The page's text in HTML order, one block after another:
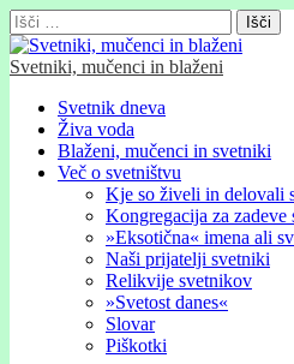
Išči:
Svetniki, mučenci in blaženi
Glavni
meni
Skip
content
Svetnik dneva
Živa voda
Blaženi, mučenci in svetniki
Več o svetništvu
Kje so živeli in delovali
Kongregacija za zadeve
»Eksotična« imena ali
Naši prijatelji svetniki
Relikvije svetnikov
»Svetost danes«
Slovar
Piškotki